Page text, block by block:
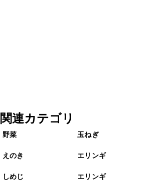
関連カテゴリ
野菜 玉ねぎ
えのき エリンギ
しめじ エリンギ